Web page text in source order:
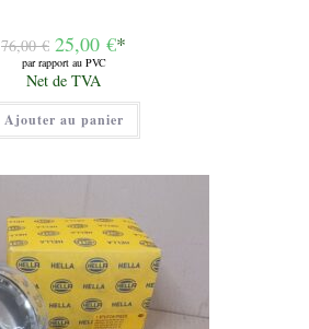
76,00€ Le
prix
initial
était :
76,00 €.
25,00 €*
par rapport au PVC
Le
prix
actuel
est :
25,00 €.
Net de TVA
Ajouter au panier